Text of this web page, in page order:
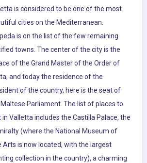
is considered to be one of the most
cities on the Mediterranean.
is on the list of the few remaining
towns. The center of the city is the
of the Grand Master of the Order of
and today the residence of the
of the country, here is the seat of
Parliament. The list of places to
in Valletta includes the Castilla Palace, the
(where the National Museum of
Arts is now located, with the largest
collection in the country), a charming